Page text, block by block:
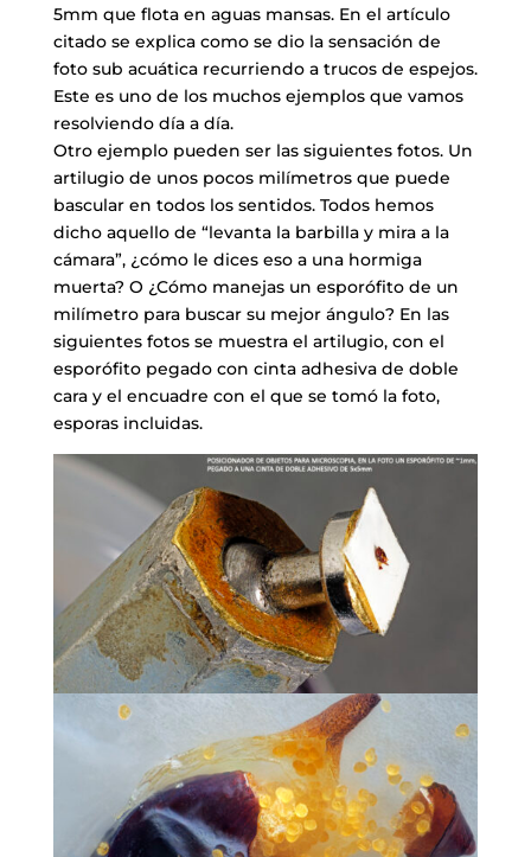
5mm que flota en aguas mansas. En el artículo
citado se explica como se dio la sensación de
foto sub acuática recurriendo a trucos de espejos.
Este es uno de los muchos ejemplos que vamos
resolviendo día a día.
Otro ejemplo pueden ser las siguientes fotos. Un
artilugio de unos pocos milímetros que puede
bascular en todos los sentidos. Todos hemos
dicho aquello de “levanta la barbilla y mira a la
cámara”, ¿cómo le dices eso a una hormiga
muerta? O ¿Cómo manejas un esporófito de un
milímetro para buscar su mejor ángulo? En las
siguientes fotos se muestra el artilugio, con el
esporófito pegado con cinta adhesiva de doble
cara y el encuadre con el que se tomó la foto,
esporas incluidas.